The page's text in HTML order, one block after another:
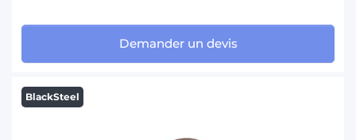
Demander un devis
BlackSteel